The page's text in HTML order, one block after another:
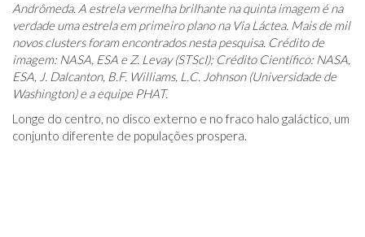
Andrômeda. A estrela vermelha brilhante na quinta imagem é na
verdade uma estrela em primeiro plano na Via Láctea. Mais de mil
novos clusters foram encontrados nesta pesquisa. Crédito de
imagem: NASA, ESA e Z. Levay (STScI); Crédito Científico: NASA,
ESA, J. Dalcanton, B.F. Williams, L.C. Johnson (Universidade de
Washington) e a equipe PHAT.
Longe do centro, no disco externo e no fraco halo galáctico, um
conjunto diferente de populações prospera.